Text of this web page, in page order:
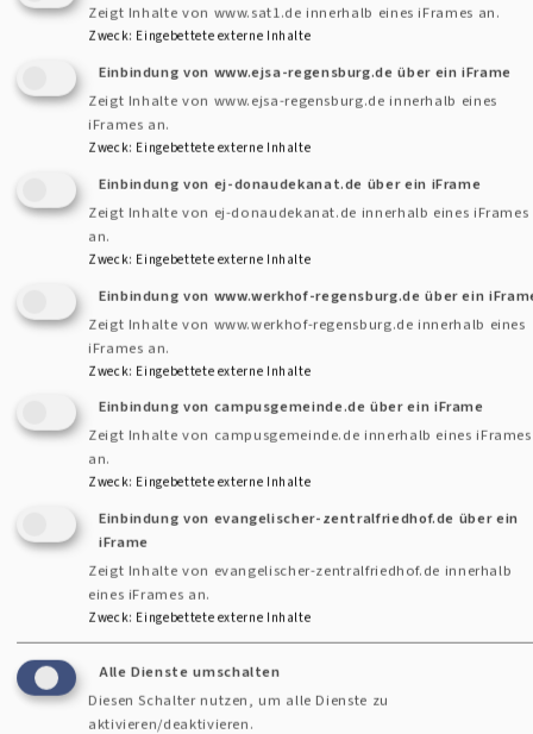
Christine Gottfriedsen selbst noch gewürdigt. Sabine
Freudenberg hielt die Laudation und ließ ihr langes Wirken
im Archiv im Straußgässchen noch einmal Revue passieren.
Schließlich bedankte sich Dekan Jörg Breu für ihren
langjährigen Einsatz und entpflichtete Gottfriedsen von
ihren Aufgaben und sprach ihr den Segen zu.
Beim Umtrunk danach konnten die Gäste sich über den
Vortrag austauschen, noch einmal mit Gottfriedsen ins
Gespräch kommen und sich persönlich verabschieden.
Wir wünschen Dr. Christine Gottfriedsen für ihren
Ruhestand alles Gute!
Prävention sex. Gewalt
Zeigt Inhalte von www.sat1.de innerhalb eines iFrames an.
Zweck: Eingebettete externe Inhalte
Einbindung von www.ejsa-regensburg.de über ein iFrame
Zeigt Inhalte von www.ejsa-regensburg.de innerhalb eines
iFrames an.
Zweck: Eingebettete externe Inhalte
Einbindung von ej-donaudekanat.de über ein iFrame
Zeigt Inhalte von ej-donaudekanat.de innerhalb eines iFrames
an.
Zweck: Eingebettete externe Inhalte
Einbindung von www.werkhof-regensburg.de über ein
Zeigt Inhalte von www.werkhof-regensburg.de innerhalb eines
iFrames an.
Zweck: Eingebettete externe Inhalte
Einbindung von campusgemeinde.de über ein iFrame
Zeigt Inhalte von campusgemeinde.de innerhalb eines iFrames
an.
Zweck: Eingebettete externe Inhalte
Einbindung von evangelischer-zentralfriedhof.de über ein
iFrame
Zeigt Inhalte von evangelischer-zentralfriedhof.de innerhalb
eines iFrames an.
Zweck: Eingebettete externe Inhalte
Alle Dienste umschalten
Diesen Schalter nutzen, um alle Dienste zu
aktivieren/deaktivieren.